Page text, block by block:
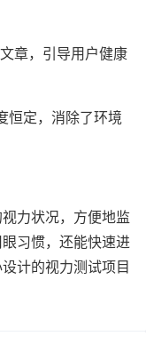
章，引导用户健康
恒定，消除了环境
力状况，方便地监
习惯，还能快速进
计的视力测试项目